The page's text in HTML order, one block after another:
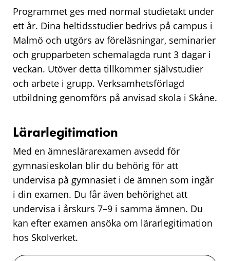
Programmet ges med normal studietakt under
ett år. Dina heltidsstudier bedrivs på campus i
Malmö och utgörs av föreläsningar, seminarier
och grupparbeten schemalagda runt 3 dagar i
veckan. Utöver detta tillkommer självstudier
och arbete i grupp. Verksamhetsförlagd
utbildning genomförs på anvisad skola i Skåne.
Lärarlegitimation
Med en ämneslärarexamen avsedd för
gymnasieskolan blir du behörig för att
undervisa på gymnasiet i de ämnen som ingår
i din examen. Du får även behörighet att
undervisa i årskurs 7–9 i samma ämnen. Du
kan efter examen ansöka om lärarlegitimation
hos Skolverket.